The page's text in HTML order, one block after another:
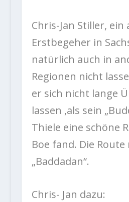
Chris-Jan Stiller, ein
Erstbegeher in
natürlich auch in
Regionen nicht
er sich nicht lange
lassen ,als sein
Thiele eine schöne
Boe fand. Die
„Baddadan“.
Chris- Jan dazu: